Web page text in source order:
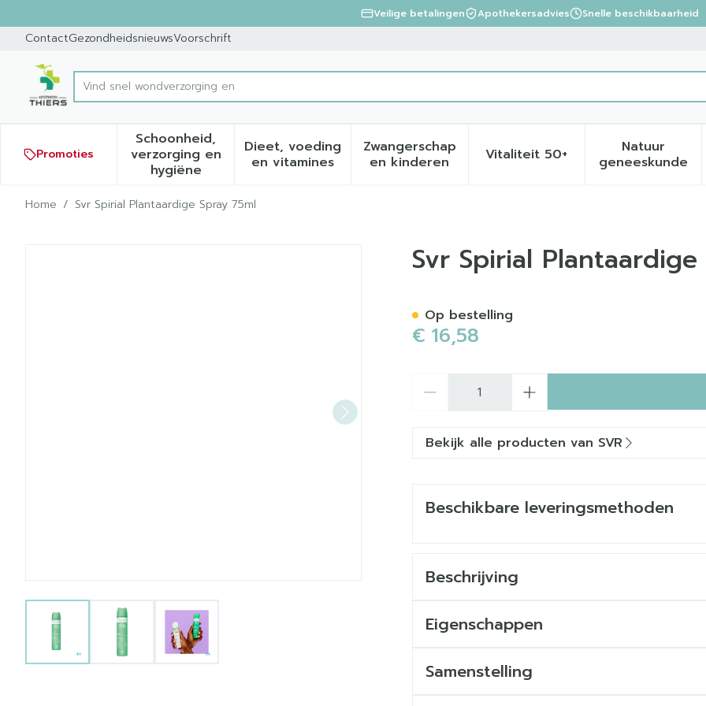
Veilige betalingen Apothekersadvies Snelle beschikbaarheid
ContactGezondheidsnieuwsVoorschrift
Product, merk, categorie...
Vin
Promoties
Schoonheid,
verzorging en
hygiëneToon submenu voor Schoonheid, verzorging en hygiëne categorie
Dieet, voeding
en vitamines
Toon submenu voor Dieet, voeding en vitamines categorie
Zwangerschap
en kinderenToon submenu voor Zwangerschap en
Vitaliteit 50+Toon submenu voor
Natuur
geneeskunde
Toon
Home / Svr Spirial Plantaardige Spray 75ml
View larger imageView larger imageView larger image
Svr Spirial Plantaardige Spray 75mlSvr Spirial
€ 16,58
Op bestelling
Bekijk alle producten van SVR
Beschikbare leveringsmethoden
Beschrijving
Eigenschappen
transpiratie. Handen, voeten of oksels.
Samenstelling